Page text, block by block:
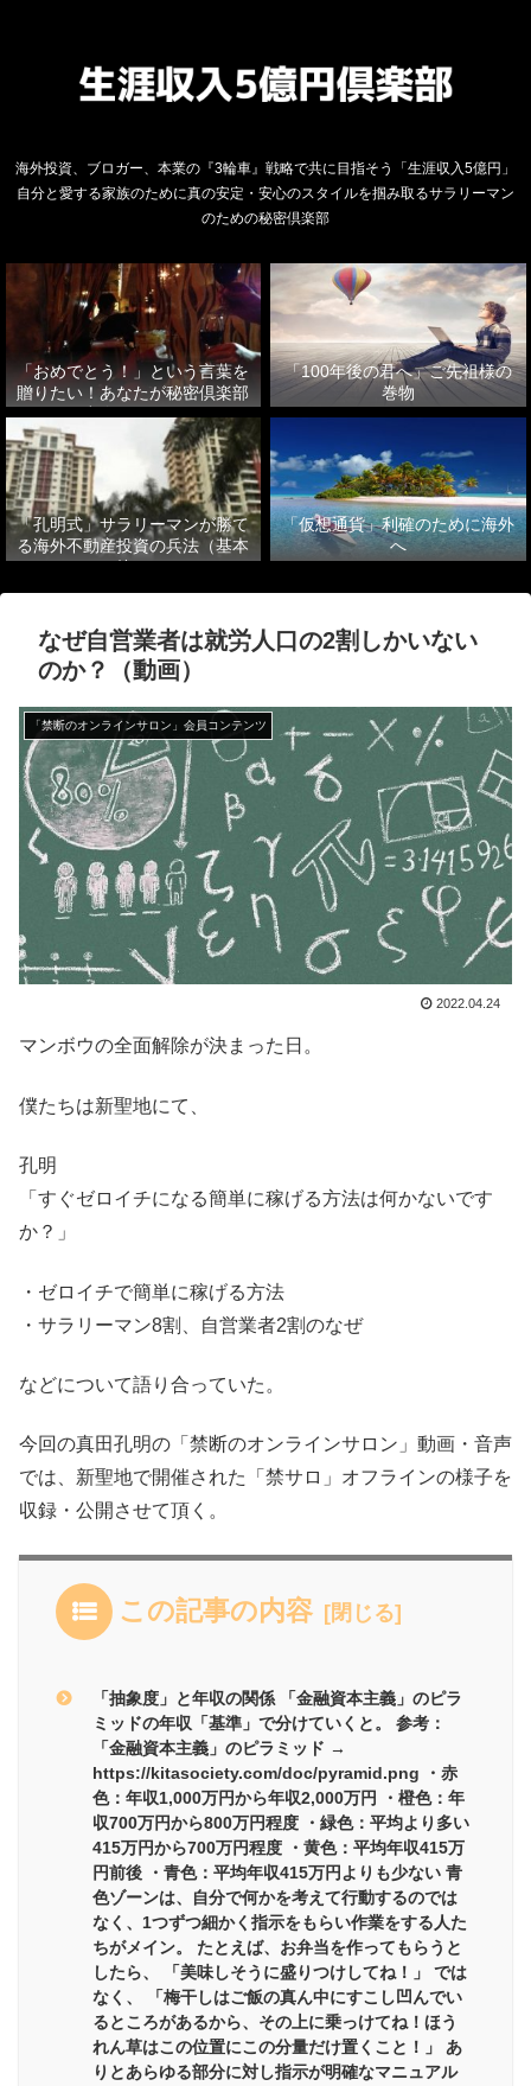
海外投資、ブロガー、本業の『3輪車』戦略で共に目指そう「生涯収入5億円」
自分と愛する家族のために真の安定・安心のスタイルを掴み取るサラリーマン
のための秘密倶楽部
「おめでとう！」という言葉を
贈りたい！あなたが秘密倶楽部
に出会えたことに
「100年後の君へ」ご先祖様の
巻物
「孔明式」サラリーマンが勝て
る海外不動産投資の兵法（基本
篇）
「仮想通貨」利確のために海外
へ
なぜ自営業者は就労人口の2割しかいない
のか？（動画）
「禁断のオンラインサロン」会員コンテンツ
2022.04.24
マンボウの全面解除が決まった日。
僕たちは新聖地にて、
孔明
「すぐゼロイチになる簡単に稼げる方法は何かないです
か？」
・ゼロイチで簡単に稼げる方法
・サラリーマン8割、自営業者2割のなぜ
などについて語り合っていた。
今回の真田孔明の「禁断のオンラインサロン」動画・音声
では、新聖地で開催された「禁サロ」オフラインの様子を
収録・公開させて頂く。
この記事の内容
「抽象度」と年収の関係 「金融資本主義」のピラ
ミッドの年収「基準」で分けていくと。 参考：
「金融資本主義」のピラミッド →
https://kitasociety.com/doc/pyramid.png ・赤
色：年収1,000万円から年収2,000万円 ・橙色：年
収700万円から800万円程度 ・緑色：平均より多い
415万円から700万円程度 ・黄色：平均年収415万
円前後 ・青色：平均年収415万円よりも少ない 青
色ゾーンは、自分で何かを考えて行動するのでは
なく、1つずつ細かく指示をもらい作業をする人た
ちがメイン。 たとえば、お弁当を作ってもらうと
したら、 「美味しそうに盛りつけしてね！」 では
なく、 「梅干しはご飯の真ん中にすこし凹んでい
るところがあるから、その上に乗っけてね！ほう
れん草はこの位置にこの分量だけ置くこと！」 あ
りとあらゆる部分に対し指示が明確なマニュアル